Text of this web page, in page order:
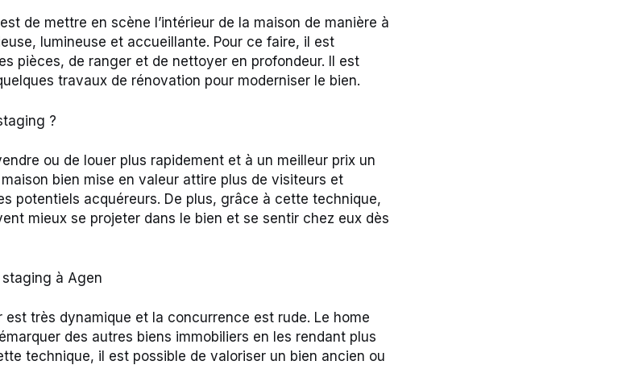
de mettre en scène l’intérieur de la maison de manière à
lumineuse et accueillante. Pour ce faire, il est
pièces, de ranger et de nettoyer en profondeur. Il est
travaux de rénovation pour moderniser le bien.
?
ou de louer plus rapidement et à un meilleur prix un
bien mise en valeur attire plus de visiteurs et
potentiels acquéreurs. De plus, grâce à cette technique,
mieux se projeter dans le bien et se sentir chez eux dès
à Agen
est très dynamique et la concurrence est rude. Le home
des autres biens immobiliers en les rendant plus
technique, il est possible de valoriser un bien ancien ou